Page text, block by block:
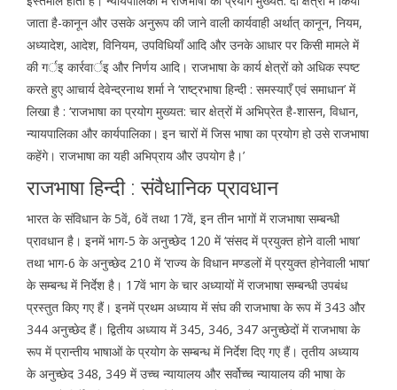
जाता है-कानून और उसके अनुरूप की जाने वाली कार्यवाही अर्थात् कानून, नियम,
अध्यादेश, आदेश, विनियम, उपविधियाँ आदि और उनके आधार पर किसी मामले में
की गर्इ कार्रवार्इ और निर्णय आदि। राजभाषा के कार्य क्षेत्रों को अधिक स्पष्ट
करते हुए आचार्य देवेन्द्रनाथ शर्मा ने ‘राष्ट्रभाषा हिन्दी : समस्याएँ एवं समाधान’ में
लिखा है : ‘राजभाषा का प्रयोग मुख्यत: चार क्षेत्रों में अभिप्रेत है-शासन, विधान,
न्यायपालिका और कार्यपालिका। इन चारों में जिस भाषा का प्रयोग हो उसे राजभाषा
कहेंगे। राजभाषा का यही अभिप्राय और उपयोग है।’
राजभाषा हिन्दी : संवैधानिक प्रावधान
भारत के संविधान के 5वें, 6वें तथा 17वें, इन तीन भागों में राजभाषा सम्बन्धी
प्रावधान है। इनमें भाग-5 के अनुच्छेद 120 में ‘संसद में प्रयुक्त होने वाली भाषा’
तथा भाग-6 के अनुच्छेद 210 में ‘राज्य के विधान मण्डलों में प्रयुक्त होनेवाली भाषा’
के सम्बन्ध में निर्देश है। 17वें भाग के चार अध्यायों में राजभाषा सम्बन्धी उपबंध
प्रस्तुत किए गए हैं। इनमें प्रथम अध्याय में संघ की राजभाषा के रूप में 343 और
344 अनुच्छेद हैं। द्वितीय अध्याय में 345, 346, 347 अनुच्छेदों में राजभाषा के
रूप में प्रान्तीय भाषाओं के प्रयोग के सम्बन्ध में निर्देश दिए गए हैं। तृतीय अध्याय
के अनुच्छेद 348, 349 में उच्च न्यायालय और सर्वोच्च न्यायालय की भाषा के